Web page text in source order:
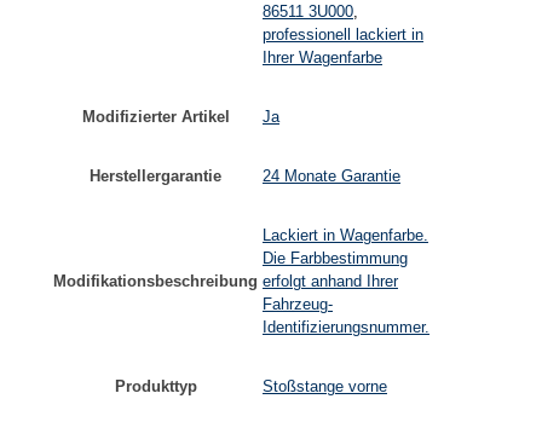
86511 3U000,
professionell lackiert in
Ihrer Wagenfarbe
Modifizierter Artikel Ja
Herstellergarantie 24 Monate Garantie
Modifikationsbeschreibung
Lackiert in Wagenfarbe.
Die Farbbestimmung
erfolgt anhand Ihrer
Fahrzeug-
Identifizierungsnummer.
Produkttyp Stoßstange vorne